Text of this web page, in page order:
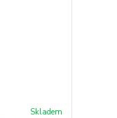
Skladem